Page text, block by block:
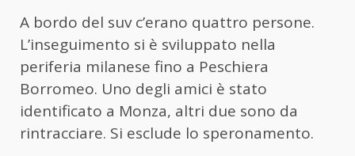
A bordo del suv c’erano quattro persone.
L’inseguimento si è sviluppato nella
periferia milanese fino a Peschiera
Borromeo. Uno degli amici è stato
identificato a Monza, altri due sono da
rintracciare. Si esclude lo speronamento.